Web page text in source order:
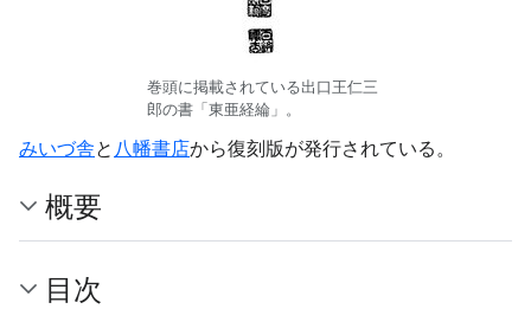
巻頭に掲載されている出口王仁三
郎の書「東亜経綸」。
みいづ舎と 八幡書店から復刻版が発行されている。
概要
目次